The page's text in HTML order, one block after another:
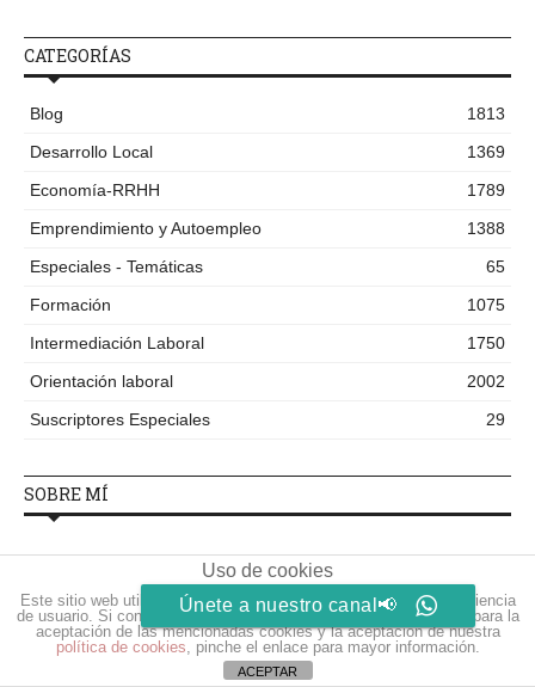
CATEGORÍAS
Blog
1813
Desarrollo Local
1369
Economía-RRHH
1789
Emprendimiento y Autoempleo
1388
Especiales - Temáticas
65
Formación
1075
Intermediación Laboral
1750
Orientación laboral
2002
Suscriptores Especiales
29
SOBRE MÍ
Jose Carlos Muñoz Parreño
Técnico de Empleo en Administración Pública Local. Promotor
de Empleo y Orientador Laboral. Asesoramiento
Emprendedores
Uso de cookies
Este sitio web utiliza cookies para que usted tenga la mejor experiencia
de usuario. Si continúa navegando está dando su consentimiento para la
aceptación de las mencionadas cookies y la aceptación de nuestra
política de cookies, pinche el enlace para mayor información.
ACEPTAR
Únete a nuestro canal📢